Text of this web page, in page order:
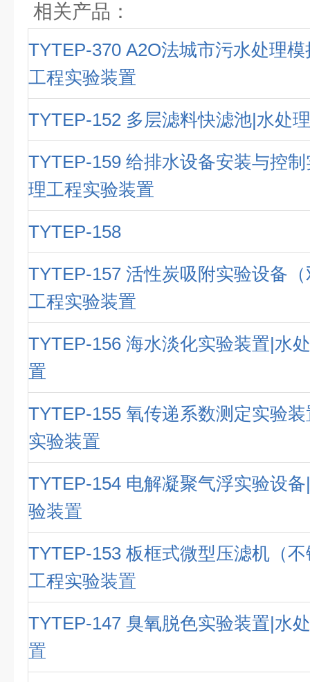
相关产品：
TYTEP-370 A2O法城市污水处理
工程实验装置
TYTEP-152 多层滤料快滤池|水处
TYTEP-159 给排水设备安装与控
理工程实验装置
TYTEP-158
TYTEP-157 活性炭吸附实验设备
工程实验装置
TYTEP-156 海水淡化实验装置|水
置
TYTEP-155 氧传递系数测定实验
实验装置
TYTEP-154 电解凝聚气浮实验设
验装置
TYTEP-153 板框式微型压滤机（
工程实验装置
TYTEP-147 臭氧脱色实验装置|水
置